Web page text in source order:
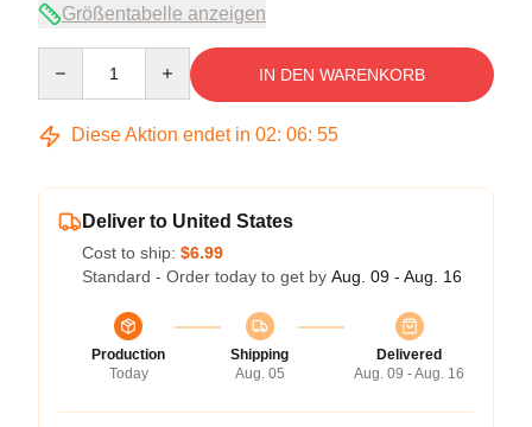
Größentabelle anzeigen
IN DEN WARENKORB
Diese Aktion endet in 02: 06: 54
Deliver to United States
Cost to ship: $6.99
Standard - Order today to get by Aug. 09 - Aug. 16
Production
Today
Shipping
Aug. 05
Delivered
Aug. 09 - Aug. 16